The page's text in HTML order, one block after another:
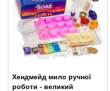
Хендмейд мило ручної
роботи - великий